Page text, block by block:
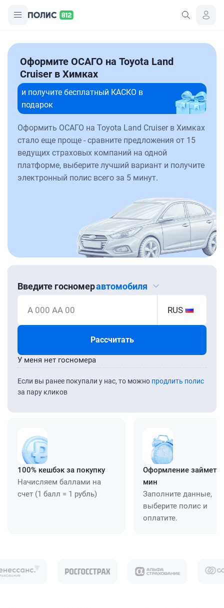
Оформите ОСАГО на Toyota Land
Cruiser в Химках
и получите бесплатный КАСКО в
подарок
Оформить ОСАГО на Toyota Land Cruiser в Химках
стало еще проще - сравните предложения от 15
ведущих страховых компаний на одной
платформе, выберите лучший вариант и получите
электронный полис всего за 5 минут.
Введите госномеравтомобиля
А 000 АА 00 RUS
Рассчитать
Если вы ранее покупали у нас, то можно продлить полис
за пару кликов
У меня нет госномера
100% кешбэк за покупку
Начисляем баллами на
счет (1 балл = 1 рубль)
Оформление займет
мин
Заполните данные,
выберите полис и
оплатите.